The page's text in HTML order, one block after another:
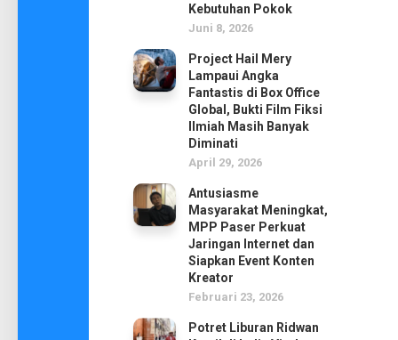
Kebutuhan Pokok
Juni 8, 2026
Project Hail Mery
Lampaui Angka
Fantastis di Box Office
Global, Bukti Film Fiksi
Ilmiah Masih Banyak
Diminati
April 29, 2026
Antusiasme
Masyarakat Meningkat,
MPP Paser Perkuat
Jaringan Internet dan
Siapkan Event Konten
Kreator
Februari 23, 2026
Potret Liburan Ridwan